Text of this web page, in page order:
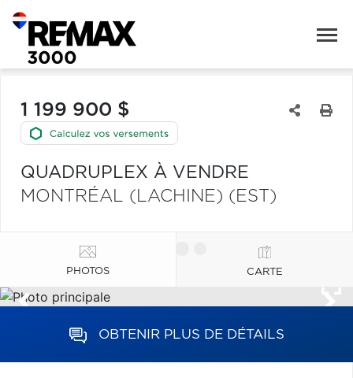
1 199 900 $
QUADRUPLEX À VENDRE
MONTRÉAL (LACHINE) (EST)
PHOTOS CARTE
OBTENIR PLUS DE DÉTAILS